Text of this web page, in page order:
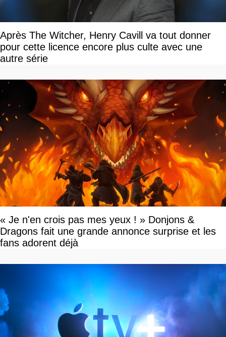
Après The Witcher, Henry Cavill va tout donner
pour cette licence encore plus culte avec une
autre série
« Je n'en crois pas mes yeux ! » Donjons &
Dragons fait une grande annonce surprise et les
fans adorent déjà